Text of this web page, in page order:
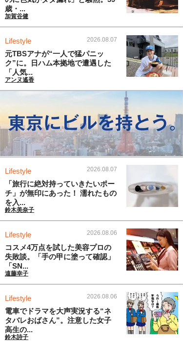
歳・...
加賀谷健
Lifestyle 2026.08.07
元TBSアナが“一人で猛パニッ
ク”に。日ハム本拠地で遭遇した
「人気...
アンヌ遙香
Lifestyle 2026.08.07
「旅行に絶対持っていきたいポー
チ」が無印にあった！ 濡れたもの
を入...
鈴木美奈子
Lifestyle 2026.08.06
コスメ4万点を試した美容プロの
失敗談。「手の甲に塗って確認」
「SN...
遠藤幸子
Lifestyle 2026.08.06
電車でドラマを大声実況する“ネ
タバレおばさん”。注意した女子
高生の...
鈴木詩子